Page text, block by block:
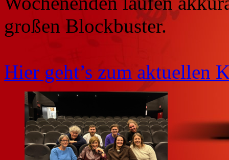
großen Blockbuster.
Hier geht’s zum aktuellen